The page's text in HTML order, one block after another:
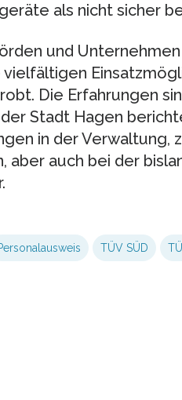
als nicht sicher
und
Die Erfahrungen
Stadt Hagen
in der Verwaltung,
aber auch bei der
TÜV SÜD